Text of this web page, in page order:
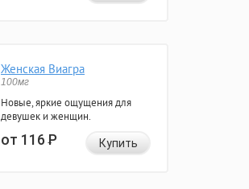
Женская Виагра
100мг
Новые, яркие ощущения для
девушек и женщин.
от 116Р Купить